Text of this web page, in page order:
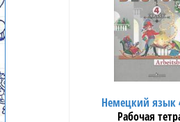
Немецкий язык
Рабочая